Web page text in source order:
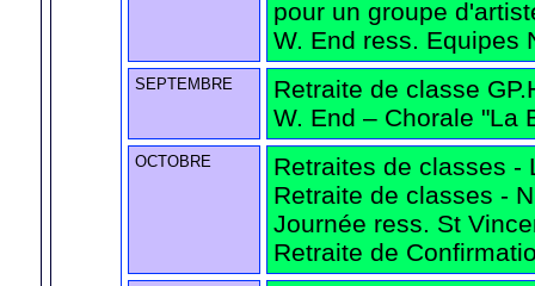
pour un groupe
W. End ress. Equipes
SEPTEMBRE
Retraite de classe
W. End – Chorale "La
OCTOBRE
Retraites de classes -
Retraite de classes -
Journée ress. St
Retraite de